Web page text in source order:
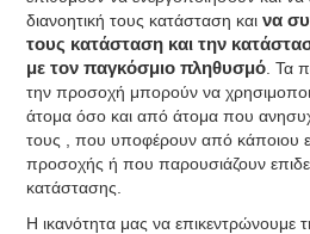
διανοητική τους κατάσταση καινα
τους κατάσταση και την
με τον παγκόσμιο πληθυσμό . Τα
την προσοχή μπορούν να
άτομα όσο και από άτομα που
τους , που υποφέρουν από κάποιου
προσοχής ή που παρουσιάζουν
κατάστασης.
Η ικανότητα μας να επικεντρώνουμε